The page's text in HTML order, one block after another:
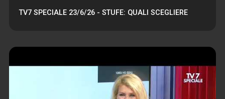
TV7 SPECIALE 23/6/26 - STUFE: QUALI SCEGLIERE